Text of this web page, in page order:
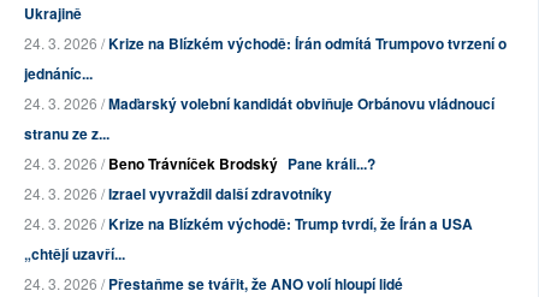
Ukrajině
24. 3. 2026 /Krize na Blízkém východě: Írán odmítá Trumpovo tvrzení o
jednáníc...
24. 3. 2026 /Maďarský volební kandidát obviňuje Orbánovu vládnoucí
stranu ze z...
24. 3. 2026 /Beno Trávníček Brodský Pane králi...?
24. 3. 2026 /Izrael vyvraždil další zdravotníky
24. 3. 2026 /Krize na Blízkém východě: Trump tvrdí, že Írán a USA
„chtějí uzavří...
24. 3. 2026 /Přestaňme se tvářit, že ANO volí hloupí lidé